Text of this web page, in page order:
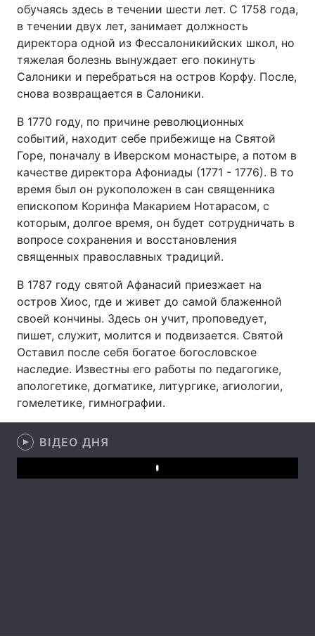
Головна Війна
Україна
Економіка Світ
Спорт Наука
Зброя Інциденти
Здоров'я Туризм
Цікавинки Погода
Екологія
обучаясь здесь в течении шести лет. С 1758 года,
в течении двух лет, занимает должность
директора одной из Фессалоникийских школ, но
тяжелая болезнь вынуждает его покинуть
Салоники и перебраться на остров Корфу. После,
снова возвращается в Салоники.
В 1770 году, по причине революционных
событий, находит себе прибежище на Святой
Горе, поначалу в Иверском монастыре, а потом в
качестве директора Афониады (1771 - 1776). В то
время был он рукоположен в сан священника
епископом Коринфа Макарием Нотарасом, с
которым, долгое время, он будет сотрудничать в
вопросе сохранения и восстановления
священных православных традиций.
В 1787 году святой Афанасий приезжает на
остров Хиос, где и живет до самой блаженной
своей кончины. Здесь он учит, проповедует,
пишет, служит, молится и подвизается. Святой
Оставил после себя богатое богословское
наследие. Известны его работы по педагогике,
апологетике, догматике, литургике, агиологии,
гомелетике, гимнографии.
ВІДЕО ДНЯ
Play